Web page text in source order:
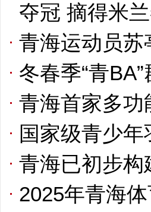
夺冠 摘得米
青海运动员苏
冬春季“青
青海首家多
国家级青少
青海已初步
2025年青海